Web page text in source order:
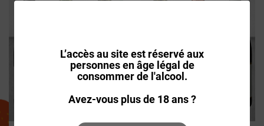
L’accès au site est réservé aux
personnes en âge légal de
consommer de l'alcool.
Avez-vous plus de 18 ans ?